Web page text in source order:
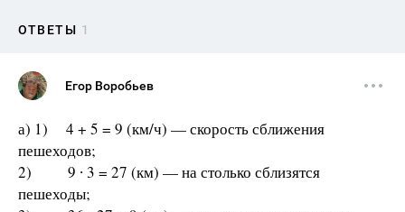
ОТВЕТЫ 1
Егор Воробьев
а) 1) 4 + 5 = 9 (км/ч) — скорость сближения
пешеходов;
2) 9 ∙ 3 = 27 (км) — на столько сблизятся
пешеходы;